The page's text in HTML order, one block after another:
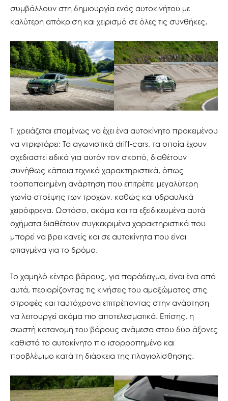
συμβάλλουν στη δημιουργία ενός αυτοκινήτου με
καλύτερη απόκριση και χειρισμό σε όλες τις συνθήκες.
Τι χρειάζεται επομένως να έχει ένα αυτοκίνητο προκειμένου
να ντριφτάρει; Τα αγωνιστικά drift-cars, τα οποία έχουν
σχεδιαστεί ειδικά για αυτόν τον σκοπό, διαθέτουν
συνήθως κάποια τεχνικά χαρακτηριστικά, όπως
τροποποιημένη ανάρτηση που επιτρέπει μεγαλύτερη
γωνία στρέψης των τροχών, καθώς και υδραυλικά
χειρόφρενα. Ωστόσο, ακόμα και τα εξειδικευμένα αυτά
οχήματα διαθέτουν συγκεκριμένα χαρακτηριστικά που
μπορεί να βρει κανείς και σε αυτοκίνητα που είναι
φτιαγμένα για το δρόμο.
Το χαμηλό κέντρο βάρους, για παράδειγμα, είναι ένα από
αυτά, περιορίζοντας τις κινήσεις του αμαξώματος στις
στροφές και ταυτόχρονα επιτρέποντας στην ανάρτηση
να λειτουργεί ακόμα πιο αποτελεσματικά. Επίσης, η
σωστή κατανομή του βάρους ανάμεσα στου δύο άξονες
καθιστά το αυτοκίνητο πιο ισορροπημένο και
προβλέψιμο κατά τη διάρκεια της πλαγιολίσθησης.